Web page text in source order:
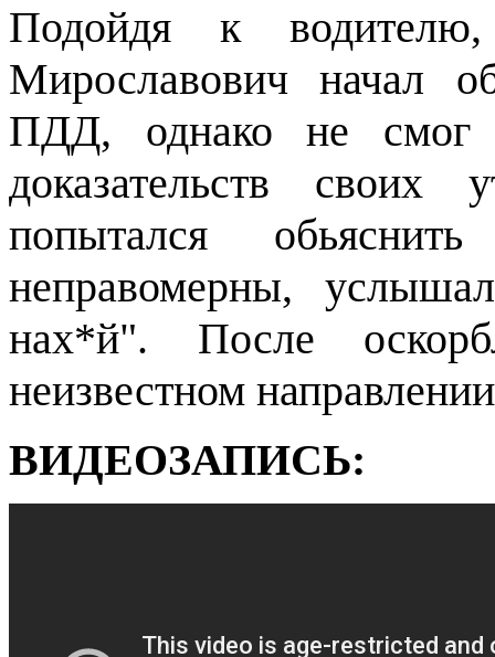
Подойдя к
Мирославович начал
ПДД, однако не смог
доказательств
попытался
неправомерны,
нах*й". После
неизвестном
ВИДЕОЗАПИСЬ: